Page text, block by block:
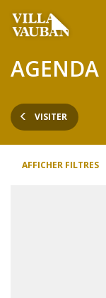
Aller
au
principal
Aller
au
Aller
au
de
VISITER
AGENDA
AFFICHER FILTRES